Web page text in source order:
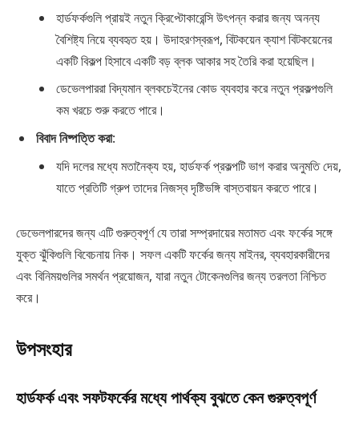
হার্ডফর্কগুলি প্রায়ই নতুন ক্রিপ্টোকারেন্সি উৎপন্ন করার জন্য অনন্য
বৈশিষ্ট্য নিয়ে ব্যবহৃত হয়। উদাহরণস্বরূপ, বিটকয়েন ক্যাশ বিটকয়েনের
একটি বিকল্প হিসাবে একটি বড় ব্লক আকার সহ তৈরি করা হয়েছিল।
ডেভেলপাররা বিদ্যমান ব্লকচেইনের কোড ব্যবহার করে নতুন প্রকল্পগুলি
কম খরচে শুরু করতে পারে।
বিবাদ নিষ্পত্তি করা:
যদি দলের মধ্যে মতানৈক্য হয়, হার্ডফর্ক প্রকল্পটি ভাগ করার অনুমতি দেয়,
যাতে প্রতিটি গ্রুপ তাদের নিজস্ব দৃষ্টিভঙ্গি বাস্তবায়ন করতে পারে।
ডেভেলপারদের জন্য এটি গুরুত্বপূর্ণ যে তারা সম্প্রদায়ের মতামত এবং ফর্কের সঙ্গে
যুক্ত ঝুঁকিগুলি বিবেচনায় নিক। সফল একটি ফর্কের জন্য মাইনর, ব্যবহারকারীদের
এবং বিনিময়গুলির সমর্থন প্রয়োজন, যারা নতুন টোকেনগুলির জন্য তরলতা নিশ্চিত
করে।
উপসংহার
হার্ডফর্ক এবং সফটফর্কের মধ্যে পার্থক্য বুঝতে কেন গুরুত্বপূর্ণ